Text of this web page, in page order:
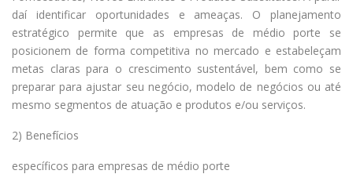
daí identificar oportunidades e ameaças. O planejamento
estratégico permite que as empresas de médio porte se
posicionem de forma competitiva no mercado e estabeleçam
metas claras para o crescimento sustentável, bem como se
preparar para ajustar seu negócio, modelo de negócios ou até
mesmo segmentos de atuação e produtos e/ou serviços.
2) Benefícios
específicos para empresas de médio porte